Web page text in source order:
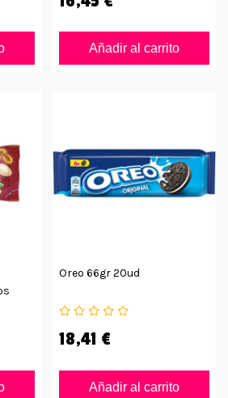
Añadir al carrito
Oreo 66gr 20ud
18,41 €
Añadir al carrito